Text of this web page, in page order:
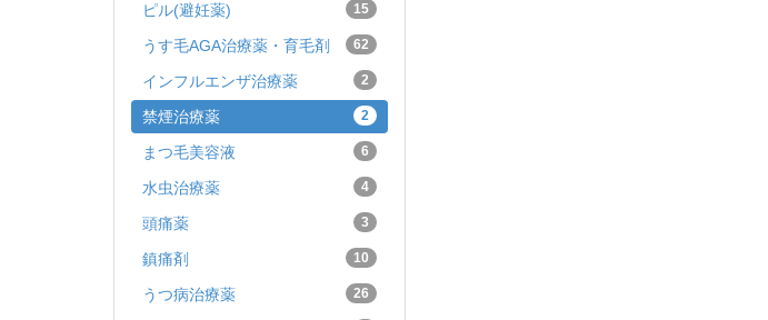
ピル(避妊薬) 15
うす毛AGA治療薬・育毛剤 62
インフルエンザ治療薬 2
禁煙治療薬 2
まつ毛美容液 6
水虫治療薬 4
頭痛薬 3
鎮痛剤 10
うつ病治療薬 26